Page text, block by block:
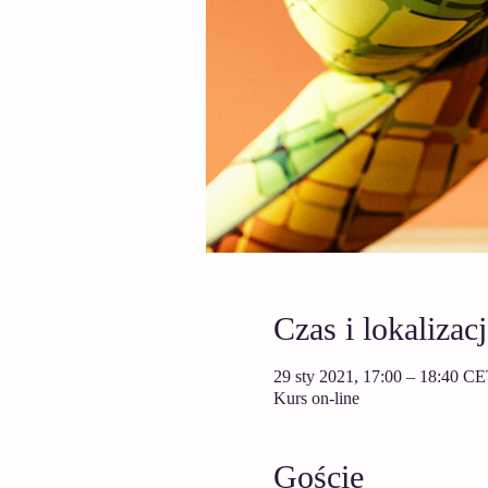
Czas i
29 sty 2021, 17:00 – 18:40
Kurs on-line
Goście